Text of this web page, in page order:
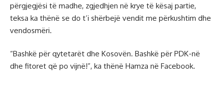
përgjegjësi të madhe, zgjedhjen në krye të kësaj partie,
teksa ka thënë se do t’i shërbejë vendit me përkushtim dhe
vendosmëri.
“Bashkë për qytetarët dhe Kosovën. Bashkë për PDK-në
dhe fitoret që po vijnë!”, ka thënë Hamza në Facebook.